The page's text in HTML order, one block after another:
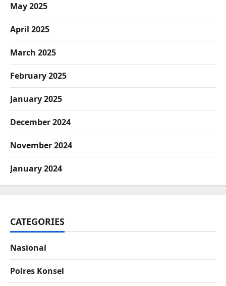
May 2025
April 2025
March 2025
February 2025
January 2025
December 2024
November 2024
January 2024
CATEGORIES
Nasional
Polres Konsel